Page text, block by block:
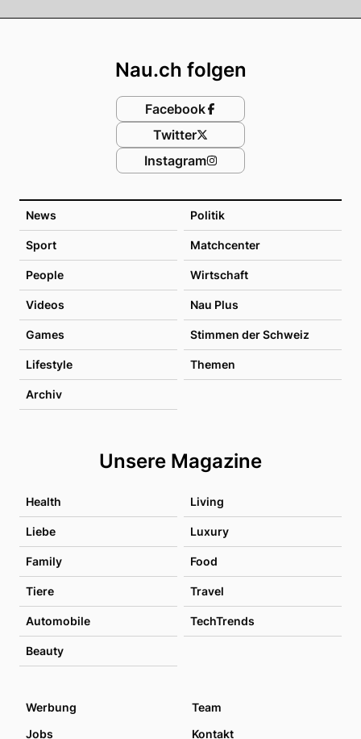
News Politik
Sport Matchcenter
People Wirtschaft
Videos Nau Plus
Games Stimmen der Schweiz
Lifestyle Themen
Archiv
Unsere Magazine
Health Living
Liebe Luxury
Family Food
Tiere Travel
Automobile TechTrends
Beauty
Nau.ch folgen
Facebook
Twitter
Instagram
Werbung
Team
Jobs
Kontakt